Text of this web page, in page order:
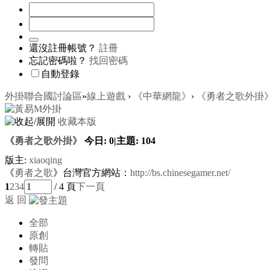
還沒註冊帳號？ 註冊
忘記密碼啦？ 找回密碼
自動登錄
外掛聯合國討論區»線上遊戲 › 《中華網龍》 › 《勇者之歌外掛
收藏本版
《勇者之歌外掛》
今日: 0|主題: 104
版主: xiaoqing
《勇者之歌》台灣官方網站： http://bs.chinesegamer.net/
1234 / 4 頁下一頁
返 回
全部
原創
轉貼
發問